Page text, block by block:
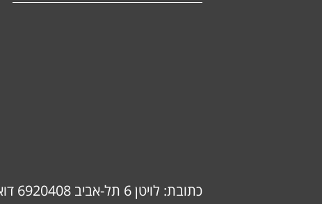
כתובת: לויטן 6 תל-אביב 6920408 דוא"ל: info@ok-consulting.co.il טלפון: 0537739018 (אורנה)